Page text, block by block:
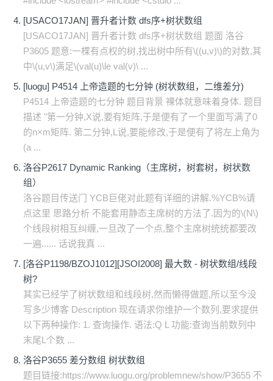
[USACO17JAN] 晋升者计数 dfs序+树状数组
[USACO17JAN] 晋升者计数 dfs序+树状数组 题面 洛谷
P3605 题意:一棵有点权的树,找出树中所有\((u,v)\)的对数,其
中\(u,v\)满足\(val(u)\le val(v)\ ...
[luogu] P4514 上帝造题的七分钟 (树状数组，二维差分)
P4514 上帝造题的七分钟 题目背景 裸体就意味着身体. 题目
描述 "第一分钟,X说,要有矩阵,于是便有了一个里面写满了0
的n×m矩阵. 第二分钟,L说,要能修改,于是便有了将左上角为
(a ...
洛谷P2617 Dynamic Ranking（主席树，树套树，树状数
组）
洛谷题目传送门 YCB巨佬对此题有详细的讲解.%YCB%请
点这里 思路分析 不能套用静态主席树的方法了.因为的\(N\)
个线段树相互纠缠,一旦改了一个点,整个主席树统统都要改
一遍...... 话说我真 ...
[洛谷P1198/BZOJ1012][JSOI2008] 最大数 - 树状数组/线段
树?
其实已经学了树状数组和线段树,然而懒得做题,所以至今没
写多少博客 Description 现在请求你维护一个数列,要求提供
以下两种操作: 1. 查询操作. 语法:Q L 功能:查询当前数列中
末尾L个数 ...
洛谷P3655 差分数组 树状数组
题目链接:https://www.luogu.org/problemnew/show/P3655 不